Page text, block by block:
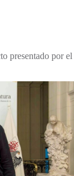
presentado por el